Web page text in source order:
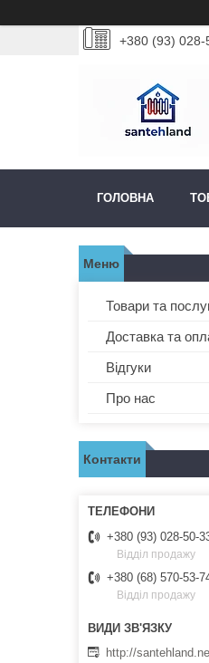
+380 (93) 028-
ГОЛОВНА
Товари та
Доставка та
Відгуки
Про нас
Контакти
+380 (93) 028-50-
Відділ продажу
+380 (68) 570-53-
Відділ продажу
http://